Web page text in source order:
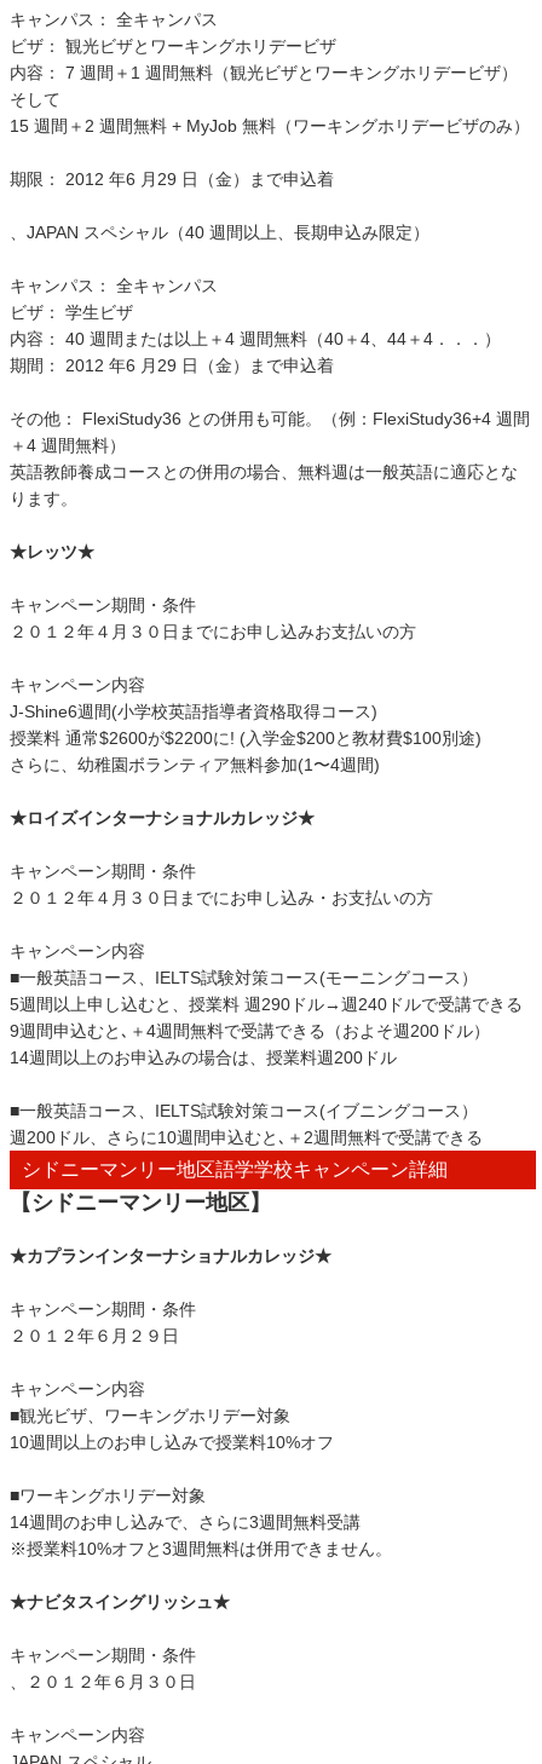
キャンパス： 全キャンパス
ビザ： 観光ビザとワーキングホリデービザ
内容： 7 週間＋1 週間無料（観光ビザとワーキングホリデービザ）
そして
15 週間＋2 週間無料 + MyJob 無料（ワーキングホリデービザのみ）
期限： 2012 年6 月29 日（金）まで申込着
、JAPAN スペシャル（40 週間以上、長期申込み限定）
キャンパス： 全キャンパス
ビザ： 学生ビザ
内容： 40 週間または以上＋4 週間無料（40＋4、44＋4．．．）
期間： 2012 年6 月29 日（金）まで申込着
その他： FlexiStudy36 との併用も可能。（例：FlexiStudy36+4 週間
＋4 週間無料）
英語教師養成コースとの併用の場合、無料週は一般英語に適応とな
ります。
★レッツ★
キャンペーン期間・条件
２０１２年４月３０日までにお申し込みお支払いの方
キャンペーン内容
J-Shine6週間(小学校英語指導者資格取得コース)
授業料 通常$2600が$2200に! (入学金$200と教材費$100別途)
さらに、幼稚園ボランティア無料参加(1〜4週間)
★ロイズインターナショナルカレッジ★
キャンペーン期間・条件
２０１２年４月３０日までにお申し込み・お支払いの方
キャンペーン内容
■一般英語コース、IELTS試験対策コース(モーニングコース）
5週間以上申し込むと、授業料 週290ドル→週240ドルで受講できる
9週間申込むと､＋4週間無料で受講できる（およそ週200ドル）
14週間以上のお申込みの場合は、授業料週200ドル
■一般英語コース、IELTS試験対策コース(イブニングコース）
週200ドル、さらに10週間申込むと､＋2週間無料で受講できる
シドニーマンリー地区語学学校キャンペーン詳細
【シドニーマンリー地区】
★カプランインターナショナルカレッジ★
キャンペーン期間・条件
２０１２年６月２９日
キャンペーン内容
■観光ビザ、ワーキングホリデー対象
10週間以上のお申し込みで授業料10%オフ
■ワーキングホリデー対象
14週間のお申し込みで、さらに3週間無料受講
※授業料10%オフと3週間無料は併用できません。
★ナビタスイングリッシュ★
キャンペーン期間・条件
、２０１２年６月３０日
キャンペーン内容